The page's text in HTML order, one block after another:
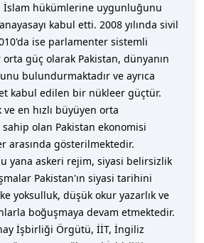
İslam hükümlerine uygunluğunu
kabul etti. 2008 yılında sivil
ise parlamenter sistemli
güç olarak Pakistan, dünyanın
bulundurmaktadır ve ayrıca
kabul edilen bir nükleer güçtür.
en hızlı büyüyen orta
sahip olan Pakistan ekonomisi
arasında gösterilmektedir.
yana askeri rejim, siyasi belirsizlik
Pakistan'ın siyasi tarihini
yoksulluk, düşük okur yazarlık ve
boğuşmaya devam etmektedir.
İşbirliği Örgütü, İİT, İngiliz